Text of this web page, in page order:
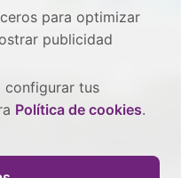
para optimizar
publicidad
configurar tus
Política de cookies.